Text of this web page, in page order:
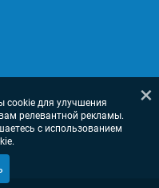
×
cookie для улучшения
релевантной рекламы.
с использованием